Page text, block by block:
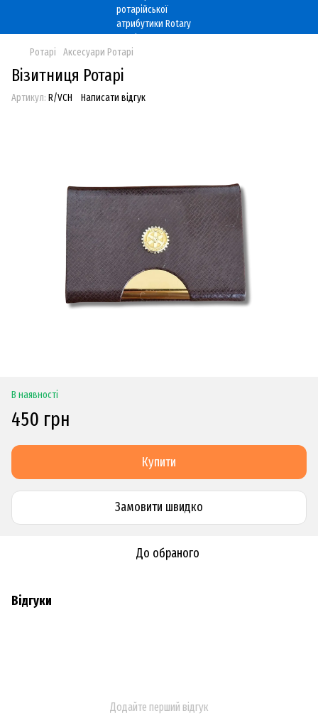
Ротарі Аксесуари Ротарі
Візитниця Ротарі
Артикул: R/VCH Написати відгук
В наявності
450 грн
Купити
Замовити швидко
До обраного
Відгуки
Додайте перший відгук